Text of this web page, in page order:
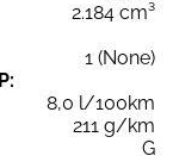
2.184 cm³
1 (None)
8,0 l/100km
211 g/km
G